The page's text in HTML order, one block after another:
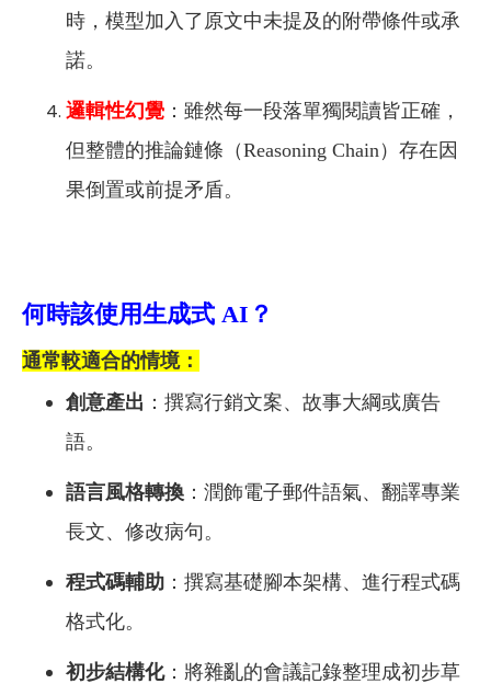
時，模型加入了原文中未提及的附帶條件或承
諾。
邏輯性幻覺 ：雖然每一段落單獨閱讀皆正確，
但整體的推論鏈條（Reasoning Chain）存在因
果倒置或前提矛盾。
何時該使用生成式 AI？
通常較適合的情境：
創意產出 ：撰寫行銷文案、故事大綱或廣告
語。
語言風格轉換 ：潤飾電子郵件語氣、翻譯專業
長文、修改病句。
程式碼輔助 ：撰寫基礎腳本架構、進行程式碼
格式化。
初步結構化：將雜亂的會議記錄整理成初步草